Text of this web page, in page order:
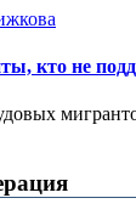
кто не